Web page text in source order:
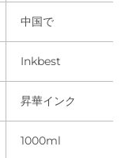
中国で
Inkbest
昇華インク
1000ml